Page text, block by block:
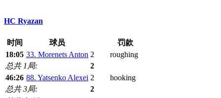
HC Ryazan
时间 球员
罚款
18:05 33. Morenets Anton 2
roughing
总共 1局:
2
46:26 88. Yatsenko Alexei 2
hooking
总共 3局:
2